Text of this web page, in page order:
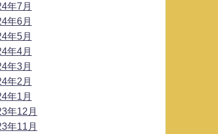
年7月
年6月
年5月
年4月
年3月
年2月
年1月
年12月
年11月